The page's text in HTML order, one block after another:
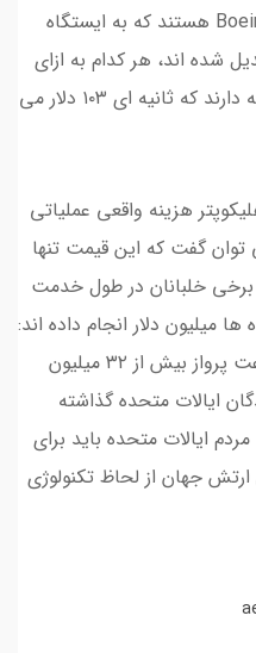
هواپیماهای مسافربری Boeing 747-200 هستند که به ایستگاه
شده اند، هر کدام به ازای
هر ساعت پرواز ۳۷۲,۴۹۶ دلار هزینه دارند که ثانیه ای ۱۰۳ دلار می
هزینه واقعی عملیاتی
گفت که این قیمت تنها
خلبانان در طول خدمت
میلیون دلار انجام داده اند:
هر خلبان جنگنده F-35 با ۸۰۰ ساعت پرواز بیش از ۳۲ میلیون
ایالات متحده گذاشته
ایالات متحده باید برای
جهان از لحاظ تکنولوژی